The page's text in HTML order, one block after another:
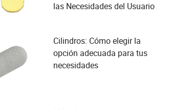
las Necesidades del Usuario
Cilindros: Cómo elegir la
opción adecuada para tus
necesidades